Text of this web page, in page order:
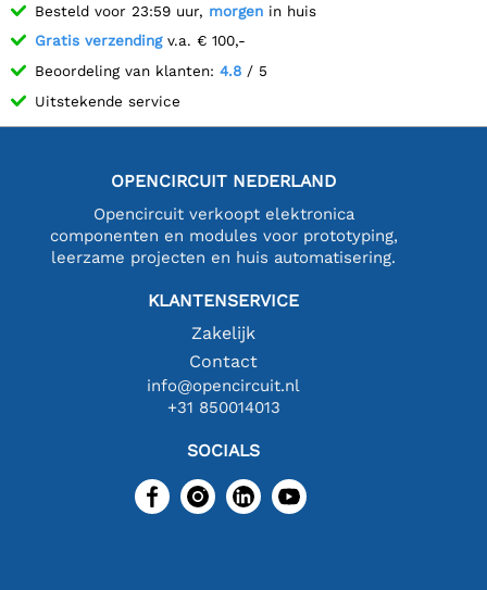
Besteld voor 23:59 uur, morgen in huis
Gratis verzendingv.a. € 100,-
Beoordeling van klanten: 4.8 / 5
Uitstekende service
OPENCIRCUIT NEDERLAND
Opencircuit verkoopt elektronica
componenten en modules voor prototyping,
leerzame projecten en huis automatisering.
KLANTENSERVICE
Zakelijk
Contact
info@opencircuit.nl
+31 850014013
SOCIALS